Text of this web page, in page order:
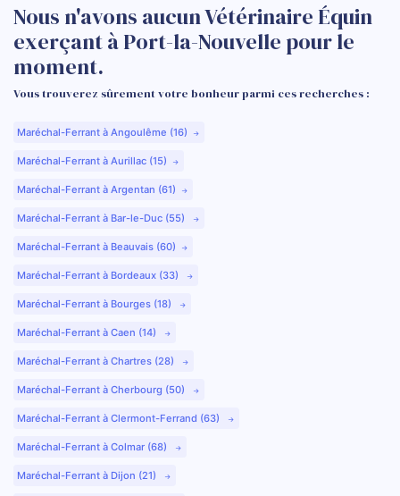
Nous n'avons aucun Vétérinaire Équin
exerçant à Port-la-Nouvelle pour le
moment.
Vous trouverez sûrement votre bonheur parmi ces recherches :
Maréchal-Ferrant à Angoulême (16)
Maréchal-Ferrant à Aurillac (15)
Maréchal-Ferrant à Argentan (61)
Maréchal-Ferrant à Bar-le-Duc (55)
Maréchal-Ferrant à Beauvais (60)
Maréchal-Ferrant à Bordeaux (33)
Maréchal-Ferrant à Bourges (18)
Maréchal-Ferrant à Caen (14)
Maréchal-Ferrant à Chartres (28)
Maréchal-Ferrant à Cherbourg (50)
Maréchal-Ferrant à Clermont-Ferrand (63)
Maréchal-Ferrant à Colmar (68)
Maréchal-Ferrant à Dijon (21)